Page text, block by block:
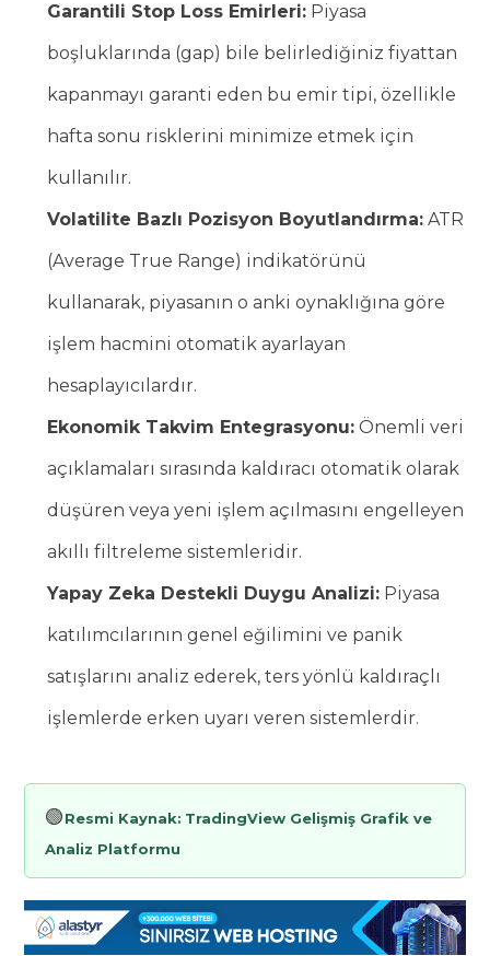
Garantili Stop Loss Emirleri: Piyasa
boşluklarında (gap) bile belirlediğiniz fiyattan
kapanmayı garanti eden bu emir tipi, özellikle
hafta sonu risklerini minimize etmek için
kullanılır.
Volatilite Bazlı Pozisyon Boyutlandırma: ATR
(Average True Range) indikatörünü
kullanarak, piyasanın o anki oynaklığına göre
işlem hacmini otomatik ayarlayan
hesaplayıcılardır.
Ekonomik Takvim Entegrasyonu: Önemli veri
açıklamaları sırasında kaldıracı otomatik olarak
düşüren veya yeni işlem açılmasını engelleyen
akıllı filtreleme sistemleridir.
Yapay Zeka Destekli Duygu Analizi: Piyasa
katılımcılarının genel eğilimini ve panik
satışlarını analiz ederek, ters yönlü kaldıraçlı
işlemlerde erken uyarı veren sistemlerdir.
🟢Resmi Kaynak: TradingView Gelişmiş Grafik ve
Analiz Platformu